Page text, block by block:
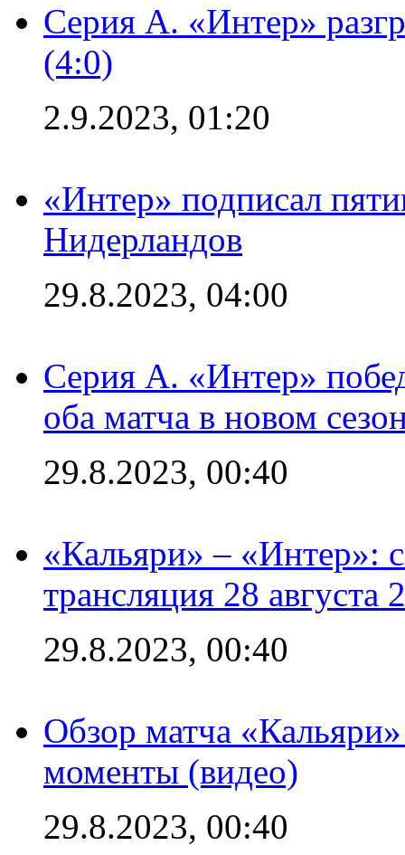
Серия А. «Интер»
(4:0)
2.9.2023, 01:20
«Интер» подписал
Нидерландов
29.8.2023, 04:00
Серия А. «Интер»
оба матча в новом
29.8.2023, 00:40
«Кальяри» – «Интер»:
трансляция 28 августа
29.8.2023, 00:40
Обзор матча
моменты (видео)
29.8.2023, 00:40